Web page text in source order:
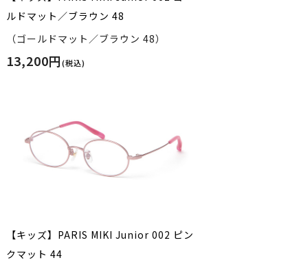
ルドマット／ブラウン 48
（ゴールドマット／ブラウン 48）
13,200円(税込)
【キッズ】PARIS MIKI Junior 002 ピン
クマット 44